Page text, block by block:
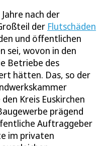
nach der
der Flutschäden
und öffentlichen
sei, wovon in den
Betriebe des
hätten. Das, so der
Kreis Euskirchen
prägend
Auftraggeber
im privaten